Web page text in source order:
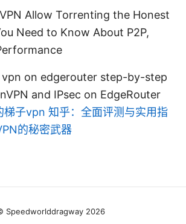
Allow Torrenting the Honest
Need to Know About P2P,
on edgerouter step-by-step
and IPsec on EdgeRouter
梯子vpn 知乎：全面评测与实用指
的秘密武器
Speedworlddragway 2026